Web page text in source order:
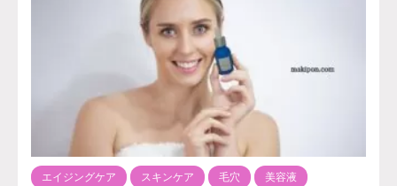
エイジングケア スキンケア 毛穴 美容液